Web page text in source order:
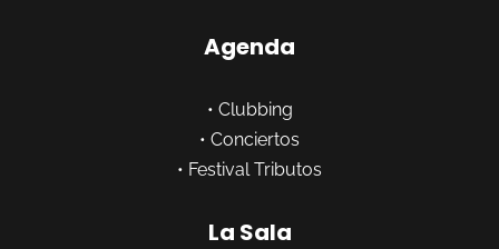
Agenda
• Clubbing
• Conciertos
• Festival Tributos
La Sala